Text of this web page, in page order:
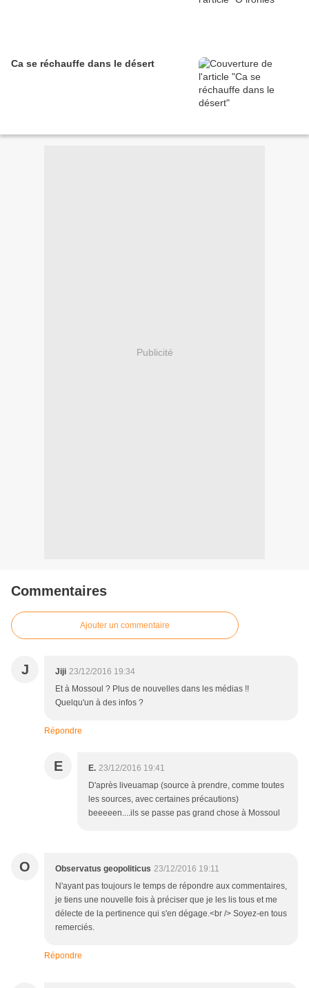
Ca se réchauffe dans le désert
Publicité
Commentaires
Ajouter un commentaire
J Jiji 23/12/2016 19:34
Et à Mossoul ? Plus de nouvelles dans les médias !!
Quelqu'un à des infos ?
Répondre
E E. 23/12/2016 19:41
D'après liveuamap (source à prendre, comme toutes
les sources, avec certaines précautions)
beeeeen....ils se passe pas grand chose à Mossoul
O Observatus geopoliticus 23/12/2016 19:11
N'ayant pas toujours le temps de répondre aux commentaires,
je tiens une nouvelle fois à préciser que je les lis tous et me
délecte de la pertinence qui s'en dégage.<br /> Soyez-en tous
remerciés.
Répondre